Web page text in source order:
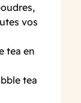
vos
tea en
tea